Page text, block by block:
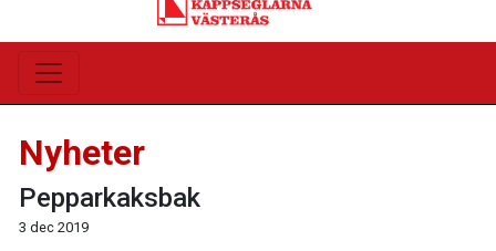
Nyheter
Pepparkaksbak
3 dec 2019